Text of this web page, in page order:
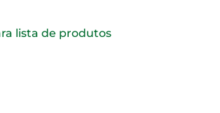
lista de produtos